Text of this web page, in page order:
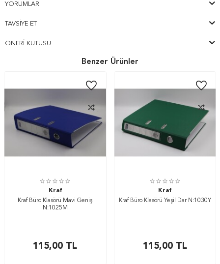
YORUMLAR
TAVSIYE ET
ÖNERI KUTUSU
Benzer Ürünler
Kraf
Kraf Büro Klasörü Mavi Geniş
N:1025M
115,00 TL
Kraf
Kraf Büro Klasörü Yeşil Dar N:1030Y
115,00TL